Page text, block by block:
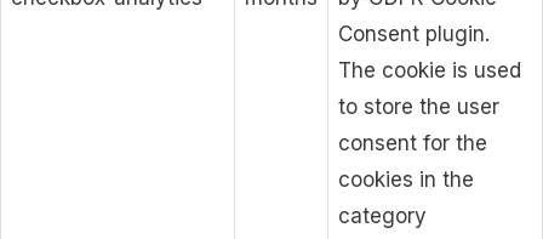
Consent plugin.
The cookie is used
to store the user
consent for the
cookies in the
category